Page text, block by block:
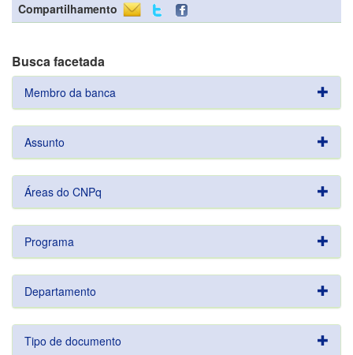
Compartilhamento
Busca facetada
Membro da banca
Assunto
Áreas do CNPq
Programa
Departamento
Tipo de documento